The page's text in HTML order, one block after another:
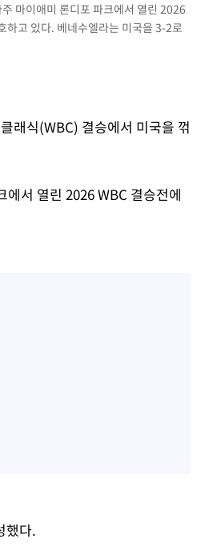
마이애미 론디포 파크에서 열린 2026
하고 있다. 베네수엘라는 미국을 3-2로
래식(WBC) 결승에서 미국을 꺾
서 열린 2026 WBC 결승전에
했다.